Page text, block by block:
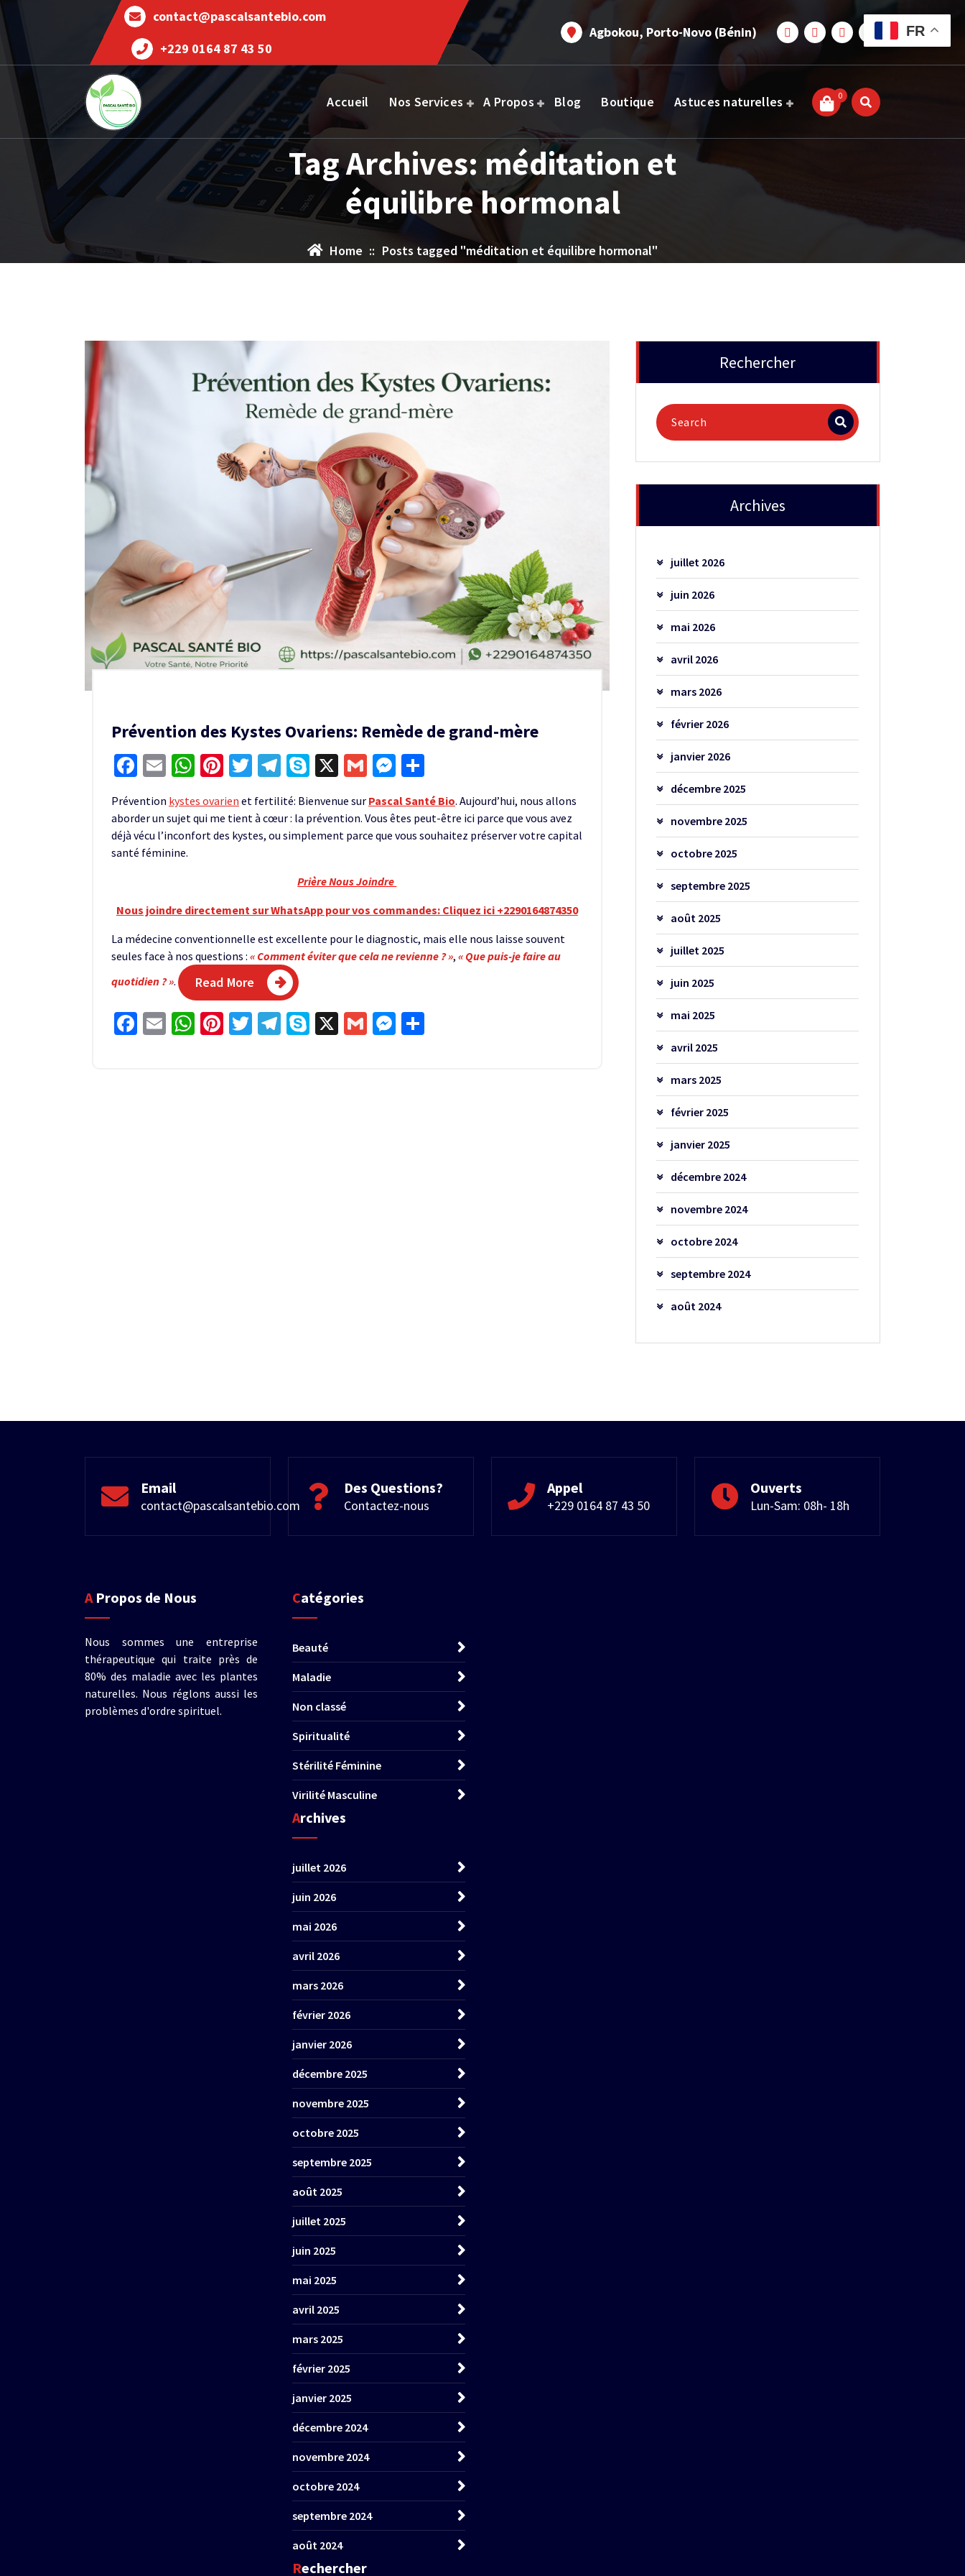
contact@pascalsantebio.com
+229 0164 87 43 50
Agbokou, Porto-Novo (Bénin)
Votre santé notre priorité
Accueil Nos Services A Propos Blog Boutique Astuces naturelles 0
Tag Archives: méditation et
équilibre hormonal
Home :: Posts tagged "méditation et équilibre hormonal"
Prévention des Kystes Ovariens: Remède de grand-mère
Facebook
EmailWhatsApp
Pinterest
Twitter
Telegram
Skype
X GmailMessenger
Prévention kystes ovarien et fertilité: Bienvenue sur Pascal Santé Bio. Aujourd’hui, nous allons
aborder un sujet qui me tient à cœur : la prévention. Vous êtes peut-être ici parce que vous avez
déjà vécu l’inconfort des kystes, ou simplement parce que vous souhaitez préserver votre capital
santé féminine.
Prière Nous Joindre
Nous joindre directement sur WhatsApp pour vos commandes: Cliquez ici +2290164874350
La médecine conventionnelle est excellente pour le diagnostic, mais elle nous laisse souvent
seules face à nos questions : « Comment éviter que cela ne revienne ? », « Que puis-je faire au
quotidien ? ». Read More
Facebook
EmailWhatsApp
Pinterest
Twitter
Telegram
Skype
X GmailMessenger
Rechercher
Archives
juillet 2026
juin 2026
mai 2026
avril 2026
mars 2026
février 2026
janvier 2026
décembre 2025
novembre 2025
octobre 2025
septembre 2025
août 2025
juillet 2025
juin 2025
mai 2025
avril 2025
mars 2025
février 2025
janvier 2025
décembre 2024
novembre 2024
octobre 2024
septembre 2024
août 2024
Email
contact@pascalsantebio.com
Des Questions?
Contactez-nous
Appel
+229 0164 87 43 50
Ouverts
Lun-Sam: 08h- 18h
A Propos de Nous
Nous sommes une entreprise
thérapeutique qui traite près de
80% des maladie avec les plantes
naturelles. Nous réglons aussi les
problèmes d'ordre spirituel.
Catégories
Beauté
Maladie
Non classé
Spiritualité
Stérilité Féminine
Virilité Masculine
Archives
juillet 2026
juin 2026
mai 2026
avril 2026
mars 2026
février 2026
janvier 2026
décembre 2025
novembre 2025
octobre 2025
septembre 2025
août 2025
juillet 2025
juin 2025
mai 2025
avril 2025
mars 2025
février 2025
janvier 2025
décembre 2024
novembre 2024
octobre 2024
septembre 2024
août 2024
Rechercher
FR